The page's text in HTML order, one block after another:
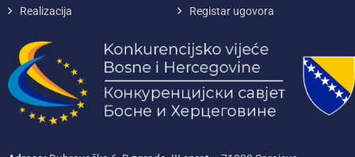
Realizacija Registar ugovora